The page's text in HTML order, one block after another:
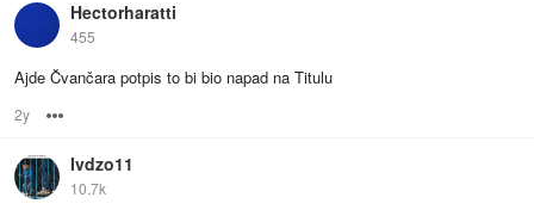
Hectorharatti
455
Ajde Čvančara potpis to bi bio napad na Titulu
2y
Ivdzo11
10.7k